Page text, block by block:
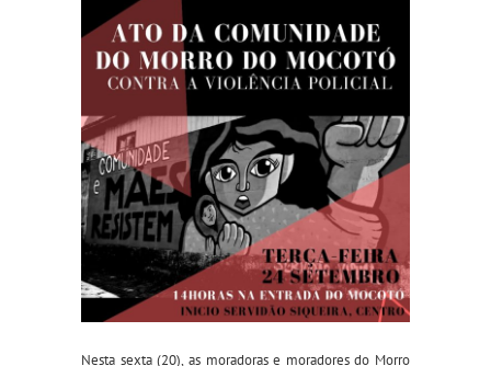
Nesta sexta (20), as moradoras e moradores do Morro